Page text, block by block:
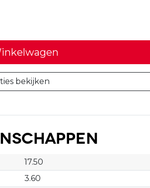
bekijken
17.50
3.60